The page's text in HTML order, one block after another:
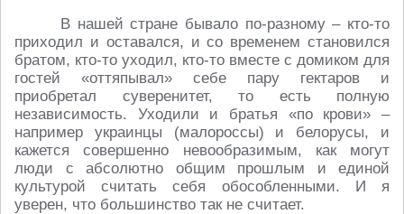
В нашей стране бывало по-разному – кто-то
приходил и оставался, и со временем становился
братом, кто-то уходил, кто-то вместе с домиком для
гостей «оттяпывал» себе пару гектаров и
приобретал суверенитет, то есть полную
независимость. Уходили и братья «по крови» –
например украинцы (малороссы) и белорусы, и
кажется совершенно невообразимым, как могут
люди с абсолютно общим прошлым и единой
культурой считать себя обособленными. И я
уверен, что большинство так не считает.